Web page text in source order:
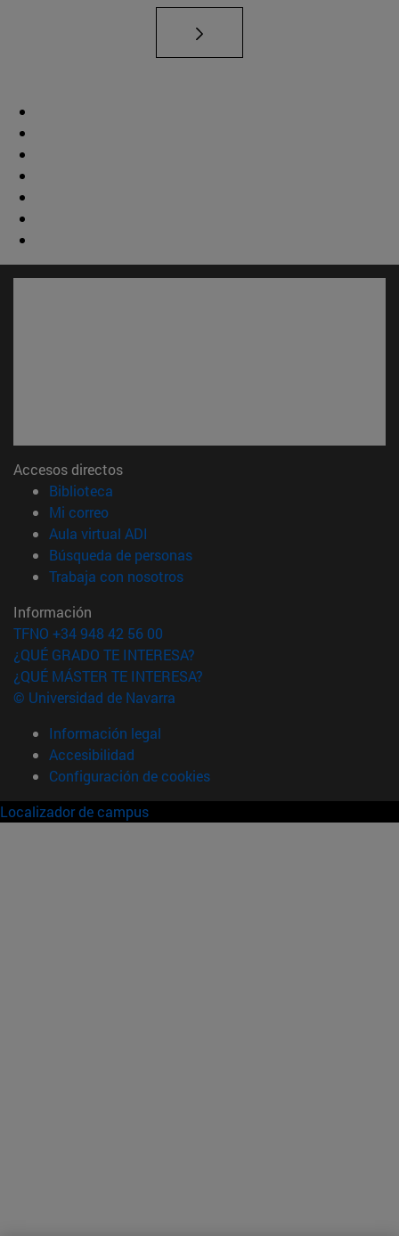
Accesos directos
Biblioteca
Mi correo(abre en nueva ventana)
Aula virtual ADI
Búsqueda de personas(abre en nueva ventana)
Trabaja con nosotros(abre en nueva ventana)
Información
TFNO +34 948 42 56 00
¿QUÉ GRADO TE INTERESA?
¿QUÉ MÁSTER TE INTERESA?
© Universidad de Navarra
Información legal
Accesibilidad
Configuración de cookies
Localizador de campus